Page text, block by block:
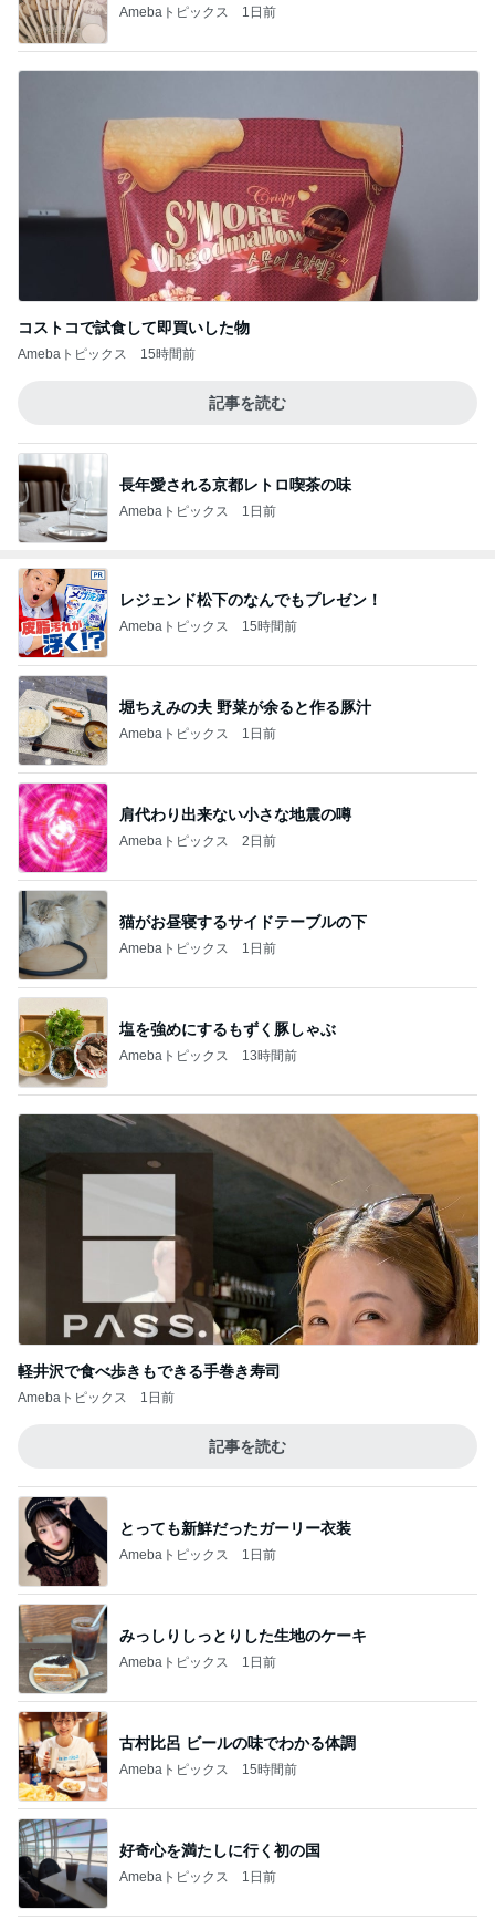
Amebaトピックス 1日前
コストコで試食して即買いした物
Amebaトピックス 15時間前
記事を読む
長年愛される京都レトロ喫茶の味
Amebaトピックス 1日前
レジェンド松下のなんでもプレゼン！
Amebaトピックス 15時間前
堀ちえみの夫 野菜が余ると作る豚汁
Amebaトピックス 1日前
肩代わり出来ない小さな地震の噂
Amebaトピックス 2日前
猫がお昼寝するサイドテーブルの下
Amebaトピックス 1日前
塩を強めにするもずく豚しゃぶ
Amebaトピックス 13時間前
軽井沢で食べ歩きもできる手巻き寿司
Amebaトピックス 1日前
記事を読む
とっても新鮮だったガーリー衣装
Amebaトピックス 1日前
みっしりしっとりした生地のケーキ
Amebaトピックス 1日前
古村比呂 ビールの味でわかる体調
Amebaトピックス 15時間前
好奇心を満たしに行く初の国
Amebaトピックス 1日前